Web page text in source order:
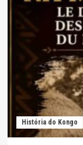
História do Kongo